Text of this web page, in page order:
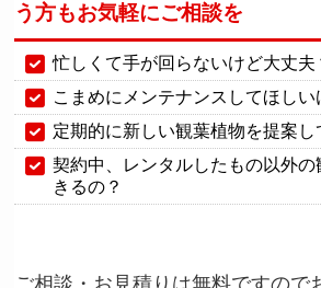
う方もお気軽にご相談を
忙しくて手が回らないけど大丈夫
こまめにメンテナンスしてほしい
定期的に新しい観葉植物を提案し
契約中、レンタルしたもの以外
きるの？